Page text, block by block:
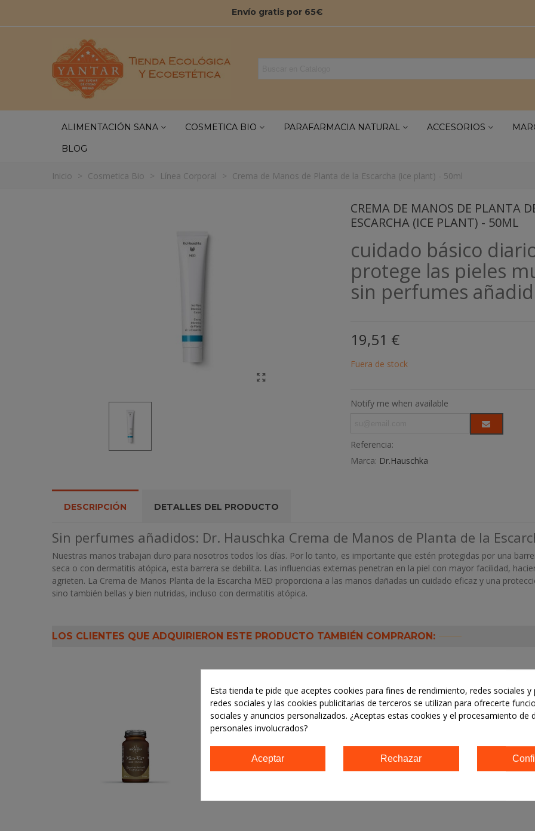
Envío gratis por 65€
ALIMENTACIÓN SANA COSMETICA BIO PARAFARMACIA NATURAL ACCESORIOS
BLOG
Inicio > Cosmetica Bio > Línea Corporal > Crema de Manos de Planta de la Escarcha (ice plant) - 50ml
CREMA DE MANOS DE PLANTA
ESCARCHA (ICE PLANT) - 50ML
cuidado básico
protege las pieles
sin perfumes
19,51 €
Fuera de stock
Notify me when available
Referencia:
Marca: Dr.Hauschka
DESCRIPCIÓN DETALLES DEL PRODUCTO
Sin perfumes añadidos: Dr. Hauschka Crema de Manos de Planta de la
Nuestras manos trabajan duro para nosotros todos los días. Por lo tanto, es importante que estén protegidas por una
seca o con dermatitis atópica, esta barrera se debilita. Las influencias externas penetran en la piel con mayor facilidad,
agrieten. La Crema de Manos Planta de la Escarcha MED proporciona a las manos dañadas un cuidado eficaz y una
sino también bellas y bien nutridas, incluso con dermatitis atópica.
LOS CLIENTES QUE ADQUIRIERON ESTE PRODUCTO TAMBIÉN COMPRARON:
Esta tienda te pide que aceptes cookies para fines de rendimiento, redes sociales y
redes sociales y las cookies publicitarias de terceros se utilizan para ofrecerte
sociales y anuncios personalizados. ¿Aceptas estas cookies y el procesamiento de
personales involucrados?
Aceptar Rechazar